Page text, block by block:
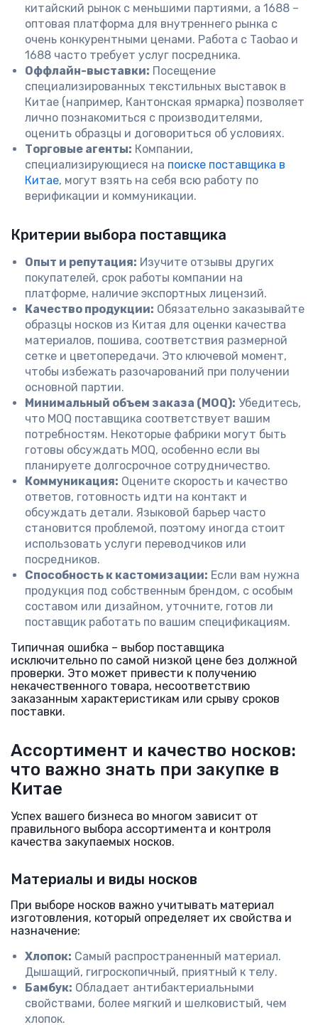
китайский рынок с меньшими партиями, а 1688 –
оптовая платформа для внутреннего рынка с
очень конкурентными ценами. Работа с Taobao и
1688 часто требует услуг посредника.
Оффлайн-выставки: Посещение
специализированных текстильных выставок в
Китае (например, Кантонская ярмарка) позволяет
лично познакомиться с производителями,
оценить образцы и договориться об условиях.
Торговые агенты: Компании,
специализирующиеся на поиске поставщика в
Китае, могут взять на себя всю работу по
верификации и коммуникации.
Критерии выбора поставщика
Опыт и репутация: Изучите отзывы других
покупателей, срок работы компании на
платформе, наличие экспортных лицензий.
Качество продукции: Обязательно заказывайте
образцы носков из Китая для оценки качества
материалов, пошива, соответствия размерной
сетке и цветопередачи. Это ключевой момент,
чтобы избежать разочарований при получении
основной партии.
Минимальный объем заказа (MOQ): Убедитесь,
что MOQ поставщика соответствует вашим
потребностям. Некоторые фабрики могут быть
готовы обсуждать MOQ, особенно если вы
планируете долгосрочное сотрудничество.
Коммуникация: Оцените скорость и качество
ответов, готовность идти на контакт и
обсуждать детали. Языковой барьер часто
становится проблемой, поэтому иногда стоит
использовать услуги переводчиков или
посредников.
Способность к кастомизации: Если вам нужна
продукция под собственным брендом, с особым
составом или дизайном, уточните, готов ли
поставщик работать по вашим спецификациям.
Типичная ошибка – выбор поставщика
исключительно по самой низкой цене без должной
проверки. Это может привести к получению
некачественного товара, несоответствию
заказанным характеристикам или срыву сроков
поставки.
Ассортимент и качество носков:
что важно знать при закупке в
Китае
Успех вашего бизнеса во многом зависит от
правильного выбора ассортимента и контроля
качества закупаемых носков.
Материалы и виды носков
При выборе носков важно учитывать материал
изготовления, который определяет их свойства и
назначение:
Хлопок: Самый распространенный материал.
Дышащий, гигроскопичный, приятный к телу.
Бамбук: Обладает антибактериальными
свойствами, более мягкий и шелковистый, чем
хлопок.